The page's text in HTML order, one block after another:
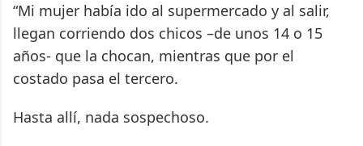
“Mi mujer había ido al supermercado y al salir,
llegan corriendo dos chicos –de unos 14 o 15
años- que la chocan, mientras que por el
costado pasa el tercero.
Hasta allí, nada sospechoso.